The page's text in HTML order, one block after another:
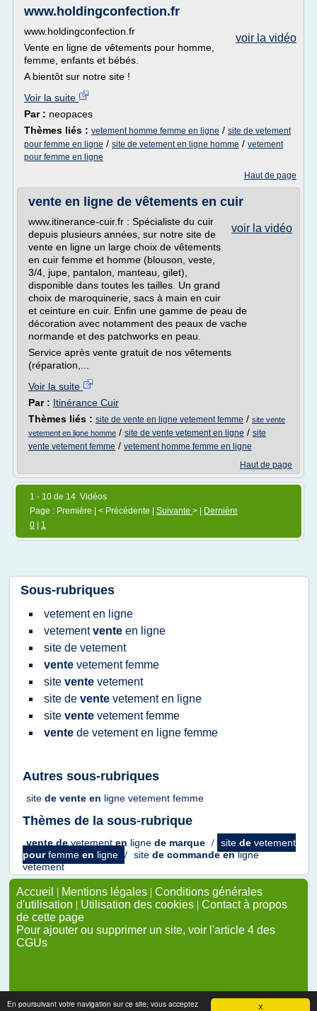
X
En poursuivant votre navigation sur ce site, vous acceptez
www.holdingconfection.fr
voir la vidéo
www.holdingconfection.fr
Vente en ligne de vêtements pour homme,
femme, enfants et bébés.
A bientôt sur notre site !
Voir la suite
Par : neopaces
Thèmes liés : vetement homme femme en ligne / site de vetement
pour femme en ligne / site de vetement en ligne homme / vetement
pour femme en ligne
Haut de page
vente en ligne de vêtements en cuir
voir la vidéo
www.itinerance-cuir.fr : Spécialiste du cuir
depuis plusieurs années, sur notre site de
vente en ligne un large choix de vêtements
en cuir femme et homme (blouson, veste,
3/4, jupe, pantalon, manteau, gilet),
disponible dans toutes les tailles. Un grand
choix de maroquinerie, sacs à main en cuir
et ceinture en cuir. Enfin une gamme de peau de
décoration avec notamment des peaux de vache
normande et des patchworks en peau.
Service après vente gratuit de nos vêtements
(réparation,...
Voir la suite
Par : Itinérance Cuir
Thèmes liés : site de vente en ligne vetement femme / site vente
vetement en ligne homme / site de vente vetement en ligne / site
vente vetement femme / vetement homme femme en ligne
Haut de page
1 - 10 de 14 Vidéos
Page : Première | < Précédente | Suivante > |
Dernière
0
1
Sous-rubriques
vetementen ligne
vetementvente en ligne
site de vetement
vente vetement femme
site vente vetement
site de vente vetementen ligne
site vente vetement femme
vente de vetementen ligne femme
Autres sous-rubriques
site de vente en ligne vetement femme
Thèmes de la sous-rubrique
vente de vetement en ligne de marque / site de vetement
pourfemme en ligne / site de commandeenligne
vetement
Accueil | Mentions légales | Conditions générales
d'utilisation | Utilisation des cookies | Contact à propos
de cette page
Pour ajouter ou supprimer un site, voir l'article 4 des
CGUs